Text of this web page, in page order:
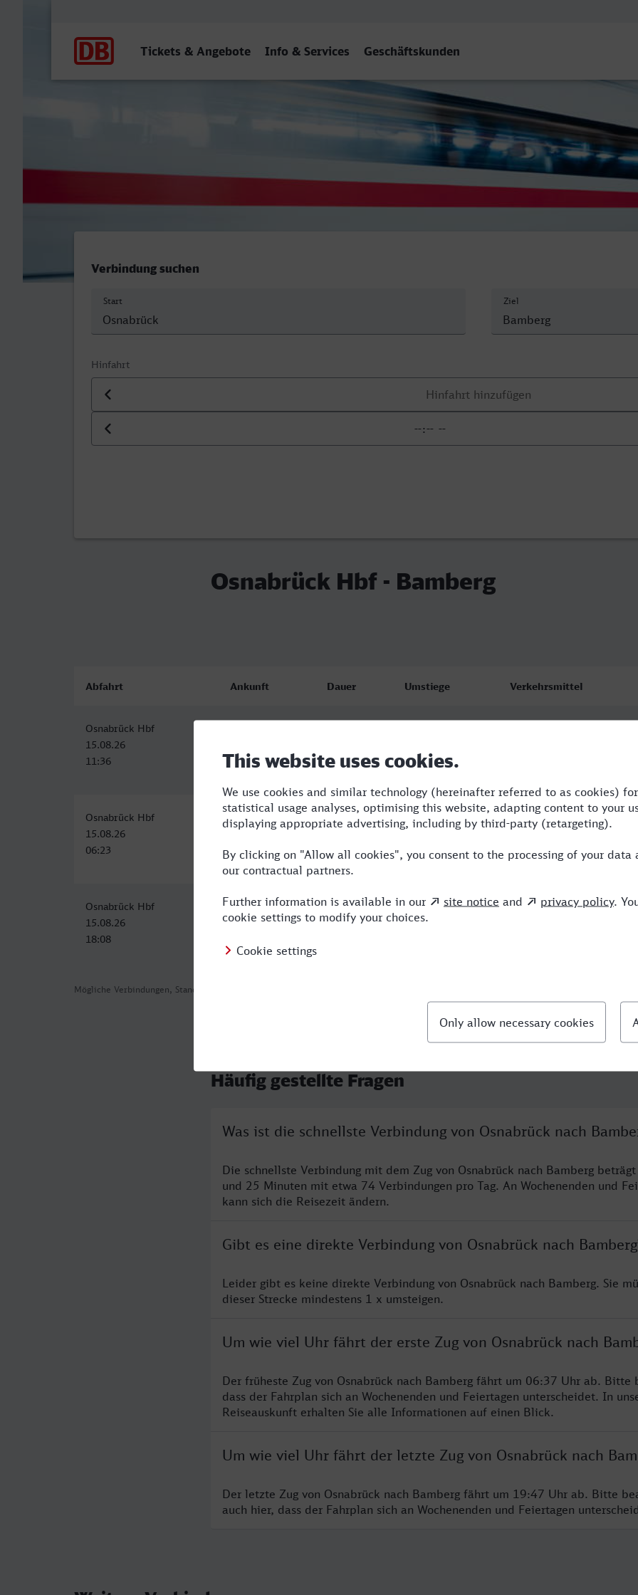
Tickets & Angebote Info & Services Geschäftskunden
Verbindung suchen
Start Ziel
Hinfahrt
Datum der Hinfahrt
Uhrzeit der Hinfahrt
Osnabrück Hbf - Bamberg
Mögliche Verbindungen, Stand: 2026-08-01 02:23
Abfahrt Ankunft Dauer Umstiege Verkehrsmittel
Osnabrück Hbf
15.08.26
11:36
17:01
Osnabrück Hbf
15.08.26
06:23
Bamberg
15.08.26
13:02
6:39 RE,ICE
Osnabrück Hbf
15.08.26
18:08
Bamberg
16.08.26
6:44 4 RB,RE,ICE
Häufig gestellte Fragen
Was ist die schnellste Verbindung von Osnabrück nach
Die schnellste Verbindung mit dem Zug von Osnabrück nach Bamberg
und 25 Minuten mit etwa 74 Verbindungen pro Tag. An Wochenenden und
kann sich die Reisezeit ändern.
Gibt es eine direkte Verbindung von Osnabrück nach
Leider gibt es keine direkte Verbindung von Osnabrück nach Bamberg. Sie
dieser Strecke mindestens 1 x umsteigen.
Um wie viel Uhr fährt der erste Zug von Osnabrück nach
Der früheste Zug von Osnabrück nach Bamberg fährt um 06:37 Uhr ab. Bitte
dass der Fahrplan sich an Wochenenden und Feiertagen unterscheidet. In
Reiseauskunft erhalten Sie alle Informationen auf einen Blick.
Um wie viel Uhr fährt der letzte Zug von Osnabrück nach
Der letzte Zug von Osnabrück nach Bamberg fährt um 19:47 Uhr ab. Bitte
auch hier, dass der Fahrplan sich an Wochenenden und Feiertagen